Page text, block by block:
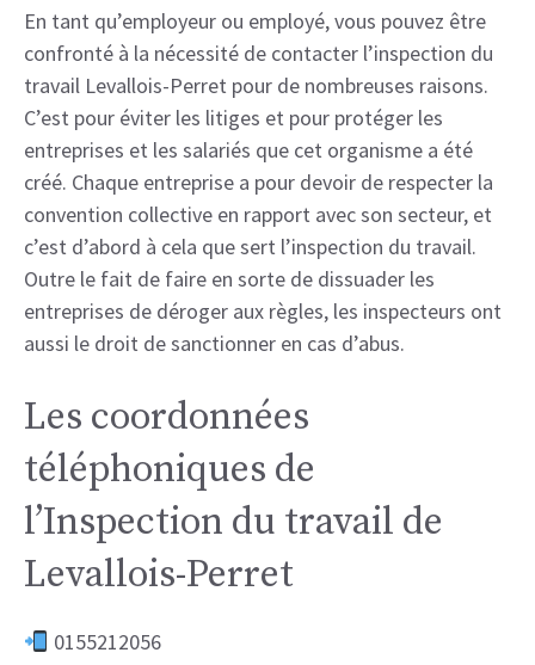
En tant qu’employeur ou employé, vous pouvez être
confronté à la nécessité de contacter l’inspection du
travail Levallois-Perret pour de nombreuses raisons.
C’est pour éviter les litiges et pour protéger les
entreprises et les salariés que cet organisme a été
créé. Chaque entreprise a pour devoir de respecter la
convention collective en rapport avec son secteur, et
c’est d’abord à cela que sert l’inspection du travail.
Outre le fait de faire en sorte de dissuader les
entreprises de déroger aux règles, les inspecteurs ont
aussi le droit de sanctionner en cas d’abus.
Les coordonnées
téléphoniques de
l’Inspection du travail de
Levallois-Perret
0155212056